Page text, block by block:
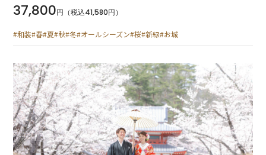
37,800円（税込41,580円）
#和装#春#夏#秋#冬#オールシーズン#桜#新緑#お城